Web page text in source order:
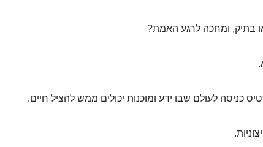
בתיק, ומחכה לרגע האמת?
כניסה לעולם שבו ידע ומוכנות יכולים ממש להציל חיים.